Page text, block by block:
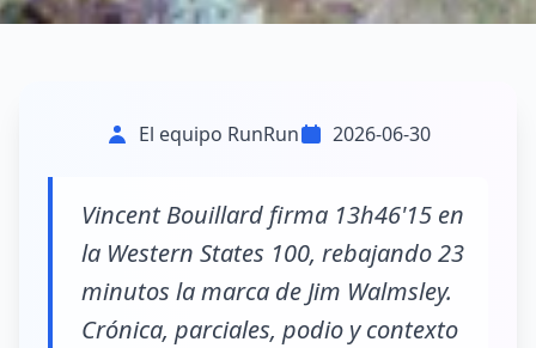
El equipo RunRun 2026-06-30
Vincent Bouillard firma 13h46'15 en
la Western States 100, rebajando 23
minutos la marca de Jim Walmsley.
Crónica, parciales, podio y contexto